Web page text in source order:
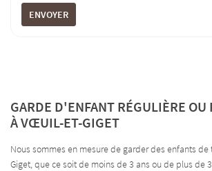
ENVOYER
GARDE D'ENFANT RÉGULIÈRE OU
À VŒUIL-ET-GIGET
Nous sommes en mesure de garder des enfants
Giget, que ce soit de moins de 3 ans ou de plus de